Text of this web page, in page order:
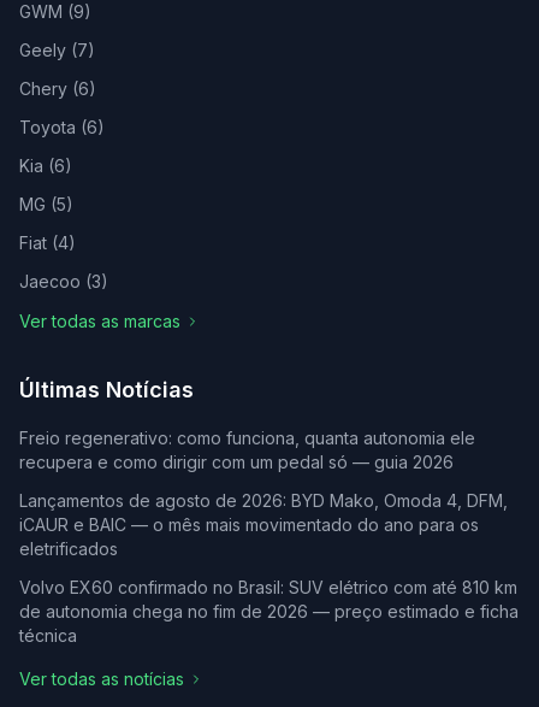
GWM (9)
Geely (7)
Chery (6)
Toyota (6)
Kia (6)
MG (5)
Fiat (4)
Jaecoo (3)
Ver todas as marcas
Últimas Notícias
Freio regenerativo: como funciona, quanta autonomia ele
recupera e como dirigir com um pedal só — guia 2026
Lançamentos de agosto de 2026: BYD Mako, Omoda 4, DFM,
iCAUR e BAIC — o mês mais movimentado do ano para os
eletrificados
Volvo EX60 confirmado no Brasil: SUV elétrico com até 810 km
de autonomia chega no fim de 2026 — preço estimado e ficha
técnica
Ver todas as notícias